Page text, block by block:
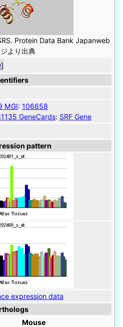
Protein Data Bank Japanweb
より出典
]
MGI: 106658
GeneCards: SRF Gene
pattern
expression data
Mouse